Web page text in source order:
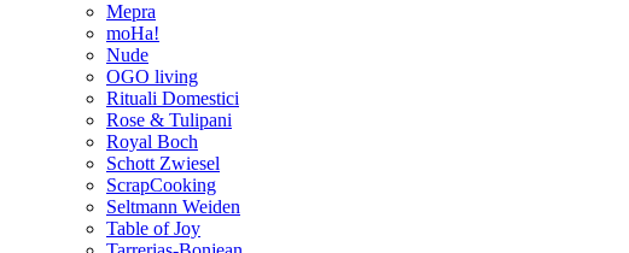
Mepra
moHa!
Nude
OGO living
Rituali Domestici
Rose & Tulipani
Royal Boch
Schott Zwiesel
ScrapCooking
Seltmann Weiden
Table of Joy